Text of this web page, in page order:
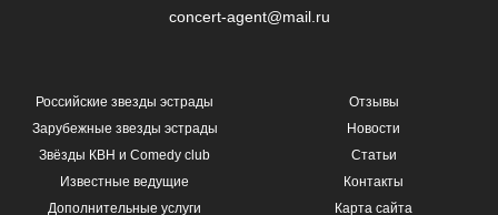
concert-agent@mail.ru
Российские звезды эстрады
Зарубежные звезды эстрады
Звёзды КВН и Comedy club
Известные ведущие
Дополнительные услуги
Отзывы
Новости
Статьи
Контакты
Карта сайта